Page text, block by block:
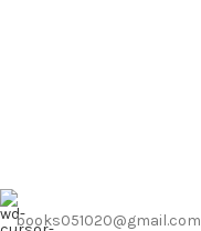
books051020@gmail.com